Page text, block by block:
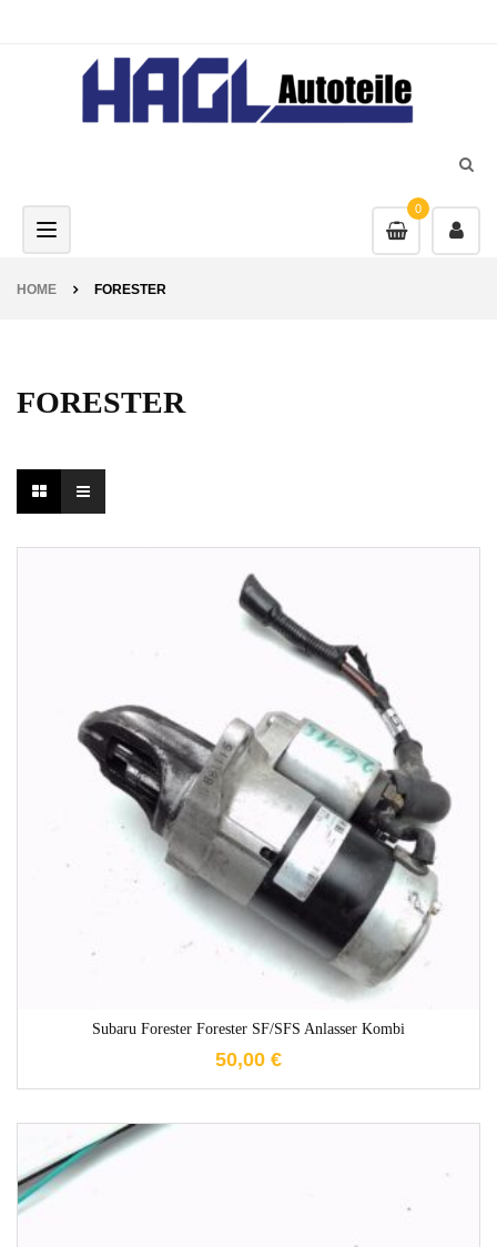
0
Toggle navigation
HOME FORESTER
FORESTER
Subaru Forester Forester SF/SFS Anlasser Kombi
50,00 €
1-3 Werktage